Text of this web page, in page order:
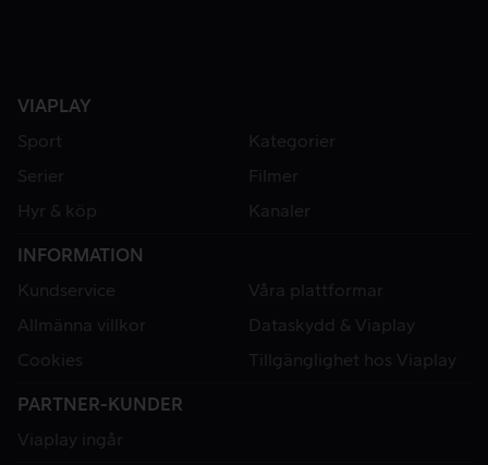
VIAPLAY
Sport
Kategorier
Serier
Filmer
Hyr & köp
Kanaler
INFORMATION
Kundservice
Våra plattformar
Allmänna villkor
Dataskydd & Viaplay
Cookies
Tillgänglighet hos Viaplay
PARTNER-KUNDER
Viaplay ingår